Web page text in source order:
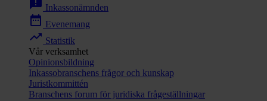
announcement Inkassonämnden
date_range Evenemang
trending_up Statistik
Vår verksamhet
Opinionsbildning
Inkassobranschens frågor och kunskap
Juristkommittén
Branschens forum för juridiska frågeställningar